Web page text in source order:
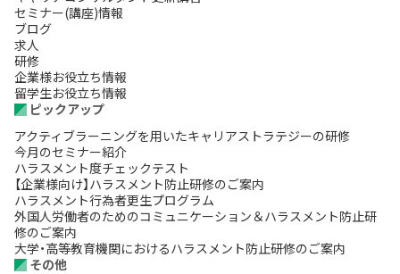
セミナー(講座)情報
ブログ
求人
研修
企業様お役立ち情報
留学生お役立ち情報
ピックアップ
アクティブラーニングを用いたキャリアストラテジーの研修
今月のセミナー紹介
ハラスメント度チェックテスト
【企業様向け】ハラスメント防止研修のご案内
ハラスメント行為者更生プログラム
外国人労働者のためのコミュニケーション＆ハラスメント防止研
修のご案内
大学・高等教育機関におけるハラスメント防止研修のご案内
その他